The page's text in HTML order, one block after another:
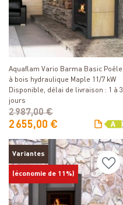
Détails
Aquaflam Vario Barma Basic Poêle
à bois hydraulique Maple 11/7 kW
Disponible, délai de livraison : 1 à 3
jours
2 655,00 €
2 987,00 €
Variantes
(économie de 11%)